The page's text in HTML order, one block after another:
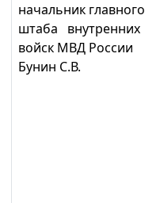
начальник главного
штаба внутренних
войск МВД России
Бунин С.В.